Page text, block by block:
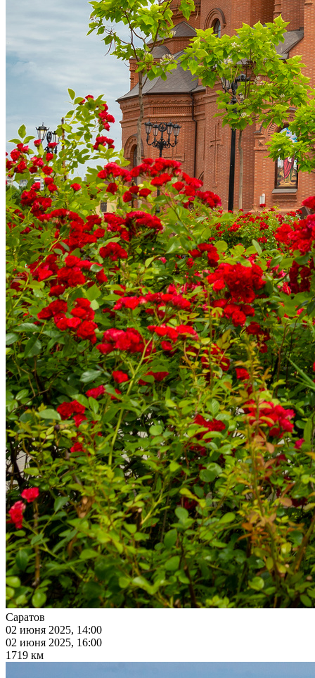
Саратов
02 июня 2025, 14:00
02 июня 2025, 16:00
1719 км